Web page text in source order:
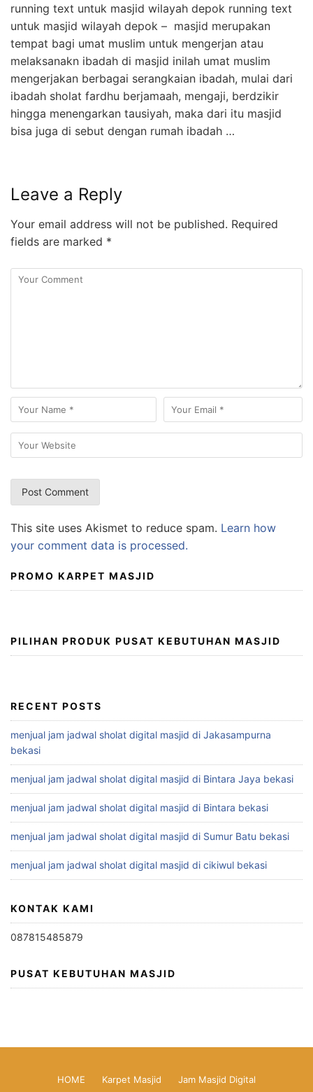
running text untuk masjid wilayah depok running text
untuk masjid wilayah depok – masjid merupakan
tempat bagi umat muslim untuk mengerjan atau
melaksanakn ibadah di masjid inilah umat muslim
mengerjakan berbagai serangkaian ibadah, mulai dari
ibadah sholat fardhu berjamaah, mengaji, berdzikir
hingga menengarkan tausiyah, maka dari itu masjid
bisa juga di sebut dengan rumah ibadah …
Leave a Reply
Your email address will not be published. Required
fields are marked *
This site uses Akismet to reduce spam. Learn how
your comment data is processed.
PROMO KARPET MASJID
PILIHAN PRODUK PUSAT KEBUTUHAN MASJID
RECENT POSTS
menjual jam jadwal sholat digital masjid di Jakasampurna
bekasi
menjual jam jadwal sholat digital masjid di Bintara Jaya bekasi
menjual jam jadwal sholat digital masjid di Bintara bekasi
menjual jam jadwal sholat digital masjid di Sumur Batu bekasi
menjual jam jadwal sholat digital masjid di cikiwul bekasi
KONTAK KAMI
087815485879
PUSAT KEBUTUHAN MASJID
HOME Karpet Masjid Jam Masjid Digital